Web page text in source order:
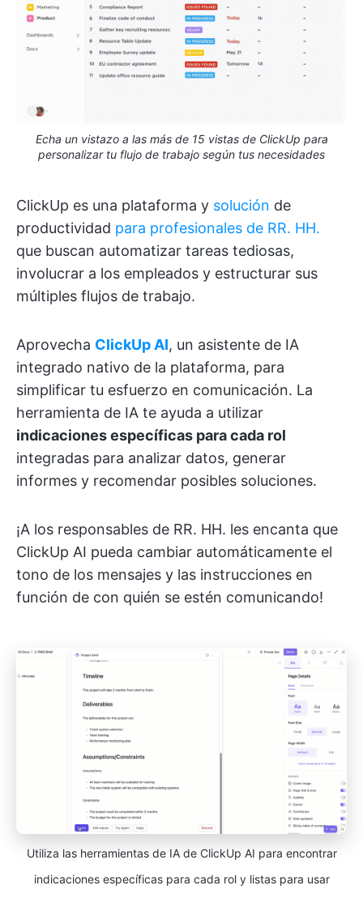
Echa un vistazo a las más de 15 vistas de ClickUp para
personalizar tu flujo de trabajo según tus necesidades
ClickUp es una plataforma y solución de
productividad para profesionales de RR. HH.
que buscan automatizar tareas tediosas,
involucrar a los empleados y estructurar sus
múltiples flujos de trabajo.
Aprovecha ClickUp AI, un asistente de IA
integrado nativo de la plataforma, para
simplificar tu esfuerzo en comunicación. La
herramienta de IA te ayuda a utilizar
indicaciones específicas para cada rol
integradas para analizar datos, generar
informes y recomendar posibles soluciones.
¡A los responsables de RR. HH. les encanta que
ClickUp AI pueda cambiar automáticamente el
tono de los mensajes y las instrucciones en
función de con quién se estén comunicando!
Utiliza las herramientas de IA de ClickUp AI para encontrar
indicaciones específicas para cada rol y listas para usar